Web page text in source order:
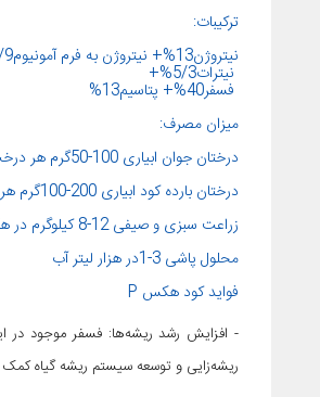
ترکیبات:
نیتروژن13%+ نیتروژن به فرم آمونیوم5/9%+
نیترات5/3%+
فسفر40%+ پتاسیم13%
میزان مصرف:
درختان جوان ابیاری 100-50گرم هر درخت
درختان بارده کود ابیاری 200-100گرم هر درخت
زراعت سبزی و صیفی 12-8 کیلوگرم در هکتار
محلول پاشی 3-1در هزار لیتر آب
فواید کود هکس P
- افزایش رشد ریشه‌ها: فسفر موجود در
ریشه‌زایی و توسعه سیستم ریشه گیاه